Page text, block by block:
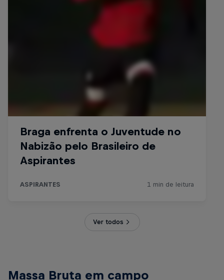
Ver todos
Massa Bruta em campo